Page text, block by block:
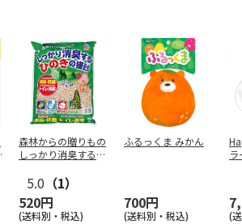
森林からの贈りもの
しっかり消臭するひ
5.0 （1）
520円
(送料別・税込)
ふるっくま みかん
700円
(送料別・税込) (